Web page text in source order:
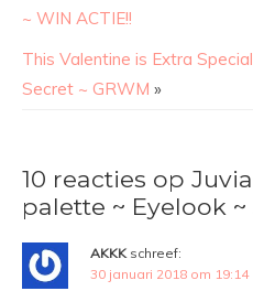
~ WIN ACTIE!!
This Valentine is Extra
Secret ~ GRWM »
10 reacties op
palette ~ Eyelook
AKKK schreef:
30 januari 2018 om 19:14